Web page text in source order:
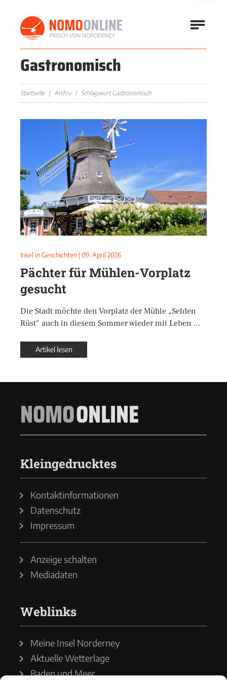
Gastronomisch
Startseite Archiv Schlagwort Gastronomisch
Insel in Geschichten | 09. April 2026
Pächter für Mühlen-Vorplatz
gesucht
Die Stadt möchte den Vorplatz der Mühle „Selden
Rüst“ auch in diesem Sommer wieder mit Leben …
Artikel lesen
NOMOONLINE
Kleingedrucktes
Kontaktinformationen
Datenschutz
Impressum
Anzeige schalten
Mediadaten
Weblinks
Meine Insel Norderney
Aktuelle Wetterlage
Baden und Meer